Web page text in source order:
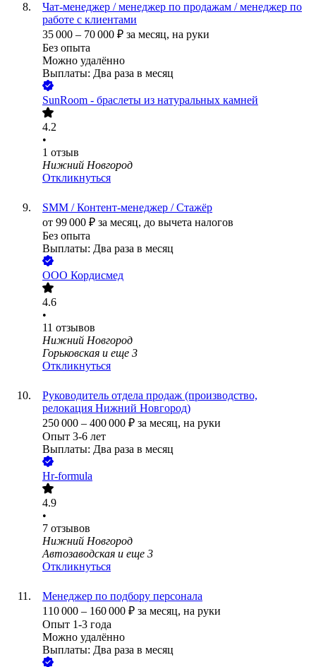
Чат-менеджер / менеджер по продажам / менеджер по
работе с клиентами
35 000 – 70 000 ₽ за месяц, на руки
Без опыта
Можно удалённо
Выплаты: Два раза в месяц
SunRoom - браслеты из натуральных камней
4.2
•
1 отзыв
Нижний Новгород
Откликнуться
SMM / Контент-менеджер / Стажёр
от 99 000 ₽ за месяц, до вычета налогов
Без опыта
Выплаты: Два раза в месяц
ООО Кордисмед
4.6
•
11 отзывов
Нижний Новгород
Горьковская и еще 3
Откликнуться
Руководитель отдела продаж (производство,
релокация Нижний Новгород)
250 000 – 400 000 ₽ за месяц, на руки
Опыт 3-6 лет
Выплаты: Два раза в месяц
Hr-formula
4.9
•
7 отзывов
Нижний Новгород
Автозаводская и еще 3
Откликнуться
Менеджер по подбору персонала
110 000 – 160 000 ₽ за месяц, на руки
Опыт 1-3 года
Можно удалённо
Выплаты: Два раза в месяц